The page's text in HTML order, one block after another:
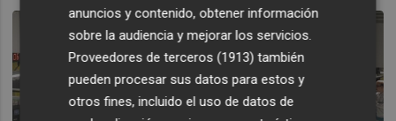
anuncios y contenido, obtener información
sobre la audiencia y mejorar los servicios.
Proveedores de terceros (1913) también
pueden procesar sus datos para estos y
otros fines, incluido el uso de datos de